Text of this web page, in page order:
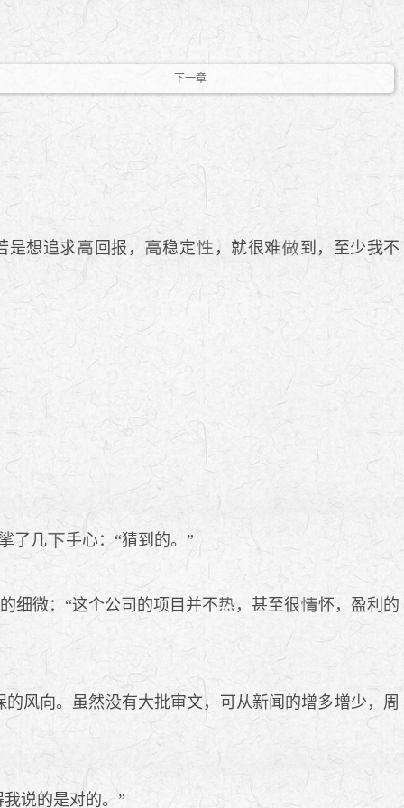
下一章
是想追求 回报， 稳定 ，就很难 到，至少我不
了几 手心：“猜到的。”
细微：“这个公司的项目并不 ，甚至很 怀，盈利的
风向。虽然没有大批审文，可从新闻的增多增少，周
说的是对的。”